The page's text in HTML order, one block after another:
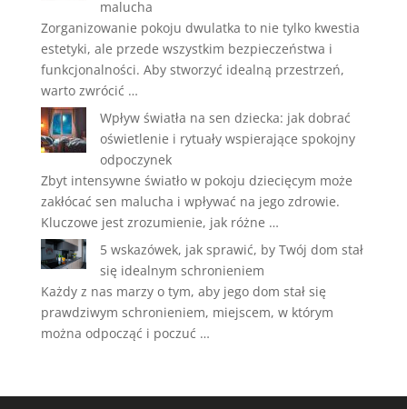
malucha
Zorganizowanie pokoju dwulatka to nie tylko kwestia
estetyki, ale przede wszystkim bezpieczeństwa i
funkcjonalności. Aby stworzyć idealną przestrzeń,
warto zwrócić …
Wpływ światła na sen dziecka: jak dobrać
oświetlenie i rytuały wspierające spokojny
odpoczynek
Zbyt intensywne światło w pokoju dziecięcym może
zakłócać sen malucha i wpływać na jego zdrowie.
Kluczowe jest zrozumienie, jak różne …
5 wskazówek, jak sprawić, by Twój dom stał
się idealnym schronieniem
Każdy z nas marzy o tym, aby jego dom stał się
prawdziwym schronieniem, miejscem, w którym
można odpocząć i poczuć …